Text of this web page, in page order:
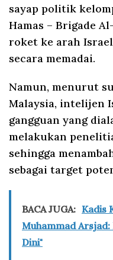
sayap politik
Hamas – Brigade
roket ke arah
secara memadai.
Namun, menurut
Malaysia, intelijen
gangguan yang
melakukan
sehingga
sebagai target
BACA JUGA: Kadis
Muhammad
Dini"